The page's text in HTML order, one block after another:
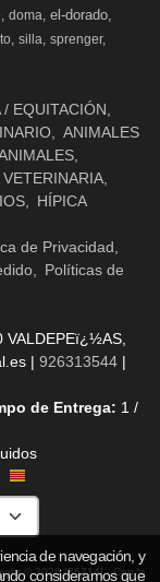
doma el-dorado
silla sprenger
/ EQUITACIÓN
ANIMALES
HÍPICA
de Privacidad
Políticas de
VALDEPEï¿½AS,
| 926313544 |
de Entrega: 1 /
© 2026 [36714] - Con la
de navegación, y
consideramos que